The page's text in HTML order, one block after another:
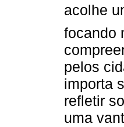
acolhe
focando
pelos
importa
refletir
uma